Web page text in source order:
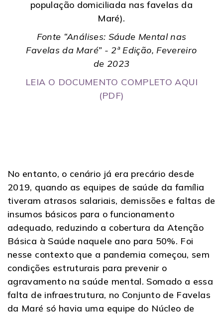
população domiciliada nas favelas da
Maré).
Fonte “Análises: Sáude Mental nas
Favelas da Maré” - 2ª Edição, Fevereiro
de 2023
LEIA O DOCUMENTO COMPLETO AQUI
(PDF)
No entanto, o cenário já era precário desde
2019, quando as equipes de saúde da família
tiveram atrasos salariais, demissões e faltas de
insumos básicos para o funcionamento
adequado, reduzindo a cobertura da Atenção
Básica à Saúde naquele ano para 50%. Foi
nesse contexto que a pandemia começou, sem
condições estruturais para prevenir o
agravamento na saúde mental. Somado a essa
falta de infraestrutura, no Conjunto de Favelas
da Maré só havia uma equipe do Núcleo de